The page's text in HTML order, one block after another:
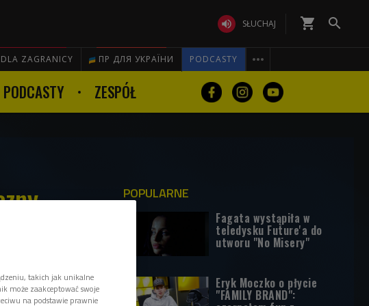
 SŁUCHAJ shopping_cart 
DLA ZAGRANICY ПР ДЛЯ УКРАЇНИ PODCASTY 

PODCASTY ZESPÓŁ
POPULARNE
Fagata wystąpiła w
teledysku Future'a do
utworu "No Misery"
Eryk Moczko o płycie
"FAMILY BRAND":
takich jak unikalne
może zaakceptować swoje
na podstawie prawnie